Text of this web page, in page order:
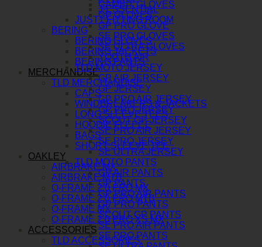
J-ESSENTIAL
JUST1 FITTING ROOM
BERING
BERING GLOVES
BERING JACKETS
BERING PANTS
MERCHANDISE
TLD MERCHANDISE
CAPS
WINDBREAKERS & JACKETS
LONG SLEEVE TEES
HOODIE FLEECE
BAGS
SHORT SLEEVE TEE
OAKLEY
AIRBRAKE MX
AIRBRAKE MTB
O-FRAME 2.0 PRO MX
O-FRAME 2.0 PRO MTB
O-FRAME MX
O-FRAME 2.0 PRO XS MX
ACCESSORIES
TLD ACCESSORIES
GAMBIT GLOVES
GP GLOVES
GP PRO GLOVE
SE PRO GLOVES
SE ULTRA GLOVES
YOUTH AIR
TLD MOTO JERSEY
GP AIR JERSEY
GP JERSEY
GP PRO AIR JERSEY
GP PRO JERSEY
SCOUT GP JERSEY
SE PRO AIR JERSEY
SE PRO JERSEY
SE ULTRA JERSEY
TLD MOTO PANTS
GP AIR PANTS
GP PANTS
GP PRO AIR PANTS
GP PRO PANTS
SCOUT GP PANTS
SE PRO AIR PANTS
SE PRO PANTS